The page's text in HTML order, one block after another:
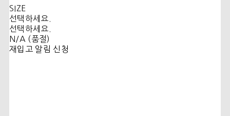
SIZE
선택하세요.
선택하세요.
N/A (품절)
재입고 알림 신청